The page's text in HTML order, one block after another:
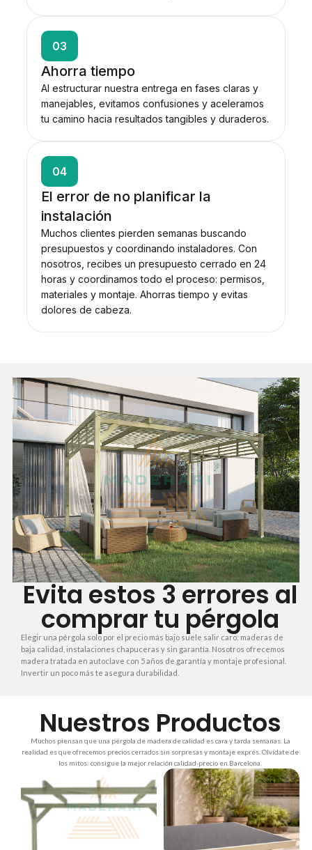
03
Ahorra tiempo
Al estructurar nuestra entrega en fases claras y
manejables, evitamos confusiones y aceleramos
tu camino hacia resultados tangibles y duraderos.
04
El error de no planificar la
instalación
Muchos clientes pierden semanas buscando
presupuestos y coordinando instaladores. Con
nosotros, recibes un presupuesto cerrado en 24
horas y coordinamos todo el proceso: permisos,
materiales y montaje. Ahorras tiempo y evitas
dolores de cabeza.
Evita estos 3 errores al
comprar tu pérgola
Elegir una pérgola solo por el precio más bajo suele salir caro: maderas de
baja calidad, instalaciones chapuceras y sin garantía. Nosotros ofrecemos
madera tratada en autoclave con 5 años de garantía y montaje profesional.
Invertir un poco más te asegura durabilidad.
Nuestros Productos
Muchos piensan que una pérgola de madera de calidad es cara y tarda semanas. La
realidad es que ofrecemos precios cerrados sin sorpresas y montaje exprés. Olvídate de
los mitos: consigue la mejor relación calidad-precio en Barcelona.